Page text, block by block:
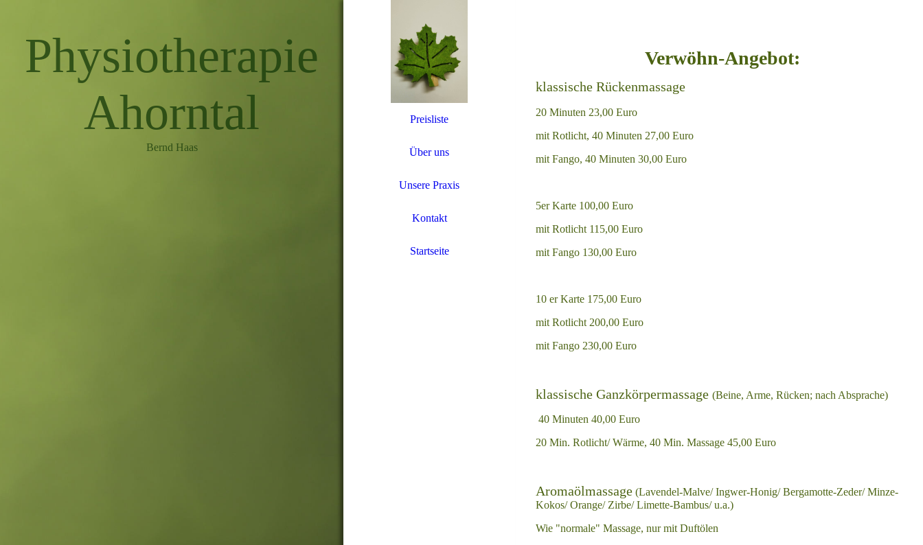
Physiotherapie
Ahorntal
Bernd Haas
Preisliste
Über uns
Unsere Praxis
Kontakt
Startseite
Verwöhn-Angebot:
klassische Rückenmassage
20 Minuten 23,00 Euro
mit Rotlicht, 40 Minuten 27,00 Euro
mit Fango, 40 Minuten 30,00 Euro
5er Karte 100,00 Euro
mit Rotlicht 115,00 Euro
mit Fango 130,00 Euro
10 er Karte 175,00 Euro
mit Rotlicht 200,00 Euro
mit Fango 230,00 Euro
klassische Ganzkörpermassage (Beine, Arme, Rücken; nach Absprache)
40 Minuten 40,00 Euro
20 Min. Rotlicht/ Wärme, 40 Min. Massage 45,00 Euro
Aromaölmassage (Lavendel-Malve/ Ingwer-Honig/ Bergamotte-Zeder/ Minze-
Kokos/ Orange/ Zirbe/ Limette-Bambus/ u.a.)
Wie "normale" Massage, nur mit Duftölen